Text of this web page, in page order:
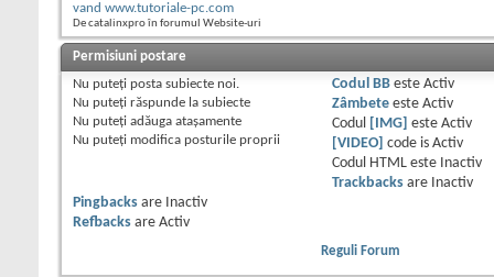
vand www.tutoriale-pc.com
De catalinxpro în forumul Website-uri
Permisiuni postare
Nu puteţi posta subiecte noi.
Nu puteţi răspunde la subiecte
Nu puteţi adăuga ataşamente
Nu puteţi modifica posturile proprii
Codul BBeste Activ
Zâmbeteeste Activ
Codul
[IMG] este Activ
[VIDEO]
code is Activ
Codul HTML este
Inactiv
Trackbacksare
Inactiv
Pingbacks are
Inactiv
Refbacks are Activ
Reguli Forum